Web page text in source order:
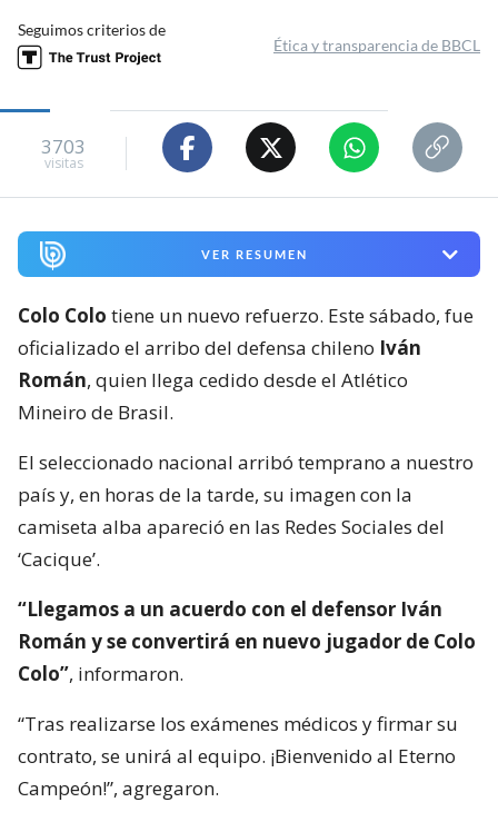
Seguimos criterios de
Ética y transparencia de BBCL
3703
visitas
VER RESUMEN
Colo Colo tiene un nuevo refuerzo. Este sábado, fue
oficializado el arribo del defensa chileno Iván
Román, quien llega cedido desde el Atlético
Mineiro de Brasil.
El seleccionado nacional arribó temprano a nuestro
país y, en horas de la tarde, su imagen con la
camiseta alba apareció en las Redes Sociales del
‘Cacique’.
“Llegamos a un acuerdo con el defensor Iván
Román y se convertirá en nuevo jugador de Colo
Colo”, informaron.
“Tras realizarse los exámenes médicos y firmar su
contrato, se unirá al equipo. ¡Bienvenido al Eterno
Campeón!”, agregaron.